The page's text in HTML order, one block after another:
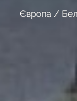
Європа